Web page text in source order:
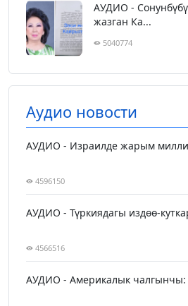
АУДИО -
жазган Ка...
5040774
Аудио новости
АУДИО - Израилде жарым
4596150
АУДИО - Түркиядагы издөө-
4566516
АУДИО - Америкалык чалгынчы: